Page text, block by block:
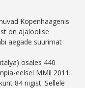
Kopenhaagenis
on ajaloolise
aegade suurimat
osales 440
eelsel MMil 2011.
84 riigist. Sellele